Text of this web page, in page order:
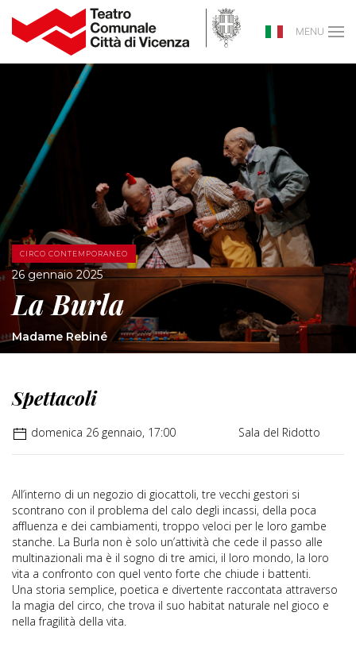
MENU
CIRCO CONTEMPORANEO
26 gennaio 2025
La Burla
Madame Rebiné
Spettacoli
domenica 26 gennaio, 17:00 Sala del Ridotto
All’interno di un negozio di giocattoli, tre vecchi gestori si
scontrano con il problema del calo degli incassi, della poca
affluenza e dei cambiamenti, troppo veloci per le loro gambe
stanche. La Burla non è solo un’attività che cede il passo alle
multinazionali ma è il sogno di tre amici, il loro mondo, la loro
vita a confronto con quel vento forte che chiude i battenti.
Una storia semplice, poetica e divertente raccontata attraverso
la magia del circo, che trova il suo habitat naturale nel gioco e
nella fragilità della vita.